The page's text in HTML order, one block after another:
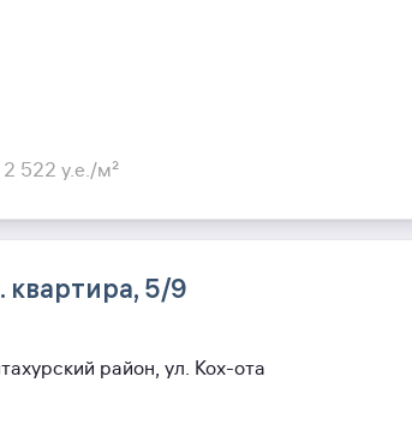
2 522 y.e./м²
квартира, 5/9
район, ул. Кох-ота